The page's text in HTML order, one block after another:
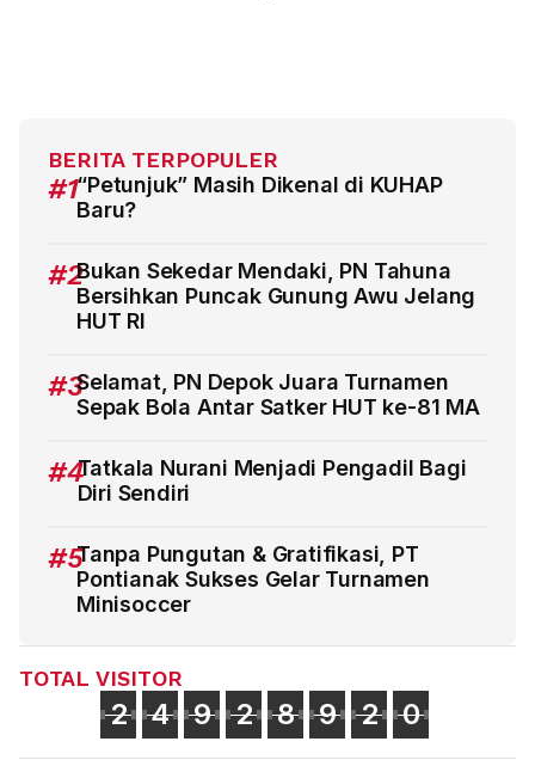
BERITA TERPOPULER
#1“Petunjuk” Masih Dikenal di KUHAP
Baru?
#2Bukan Sekedar Mendaki, PN Tahuna
Bersihkan Puncak Gunung Awu Jelang
HUT RI
#3Selamat, PN Depok Juara Turnamen
Sepak Bola Antar Satker HUT ke-81 MA
#4Tatkala Nurani Menjadi Pengadil Bagi
Diri Sendiri
#5Tanpa Pungutan & Gratifikasi, PT
Pontianak Sukses Gelar Turnamen
Minisoccer
TOTAL VISITOR
2 4 9 2 8 9 2 0